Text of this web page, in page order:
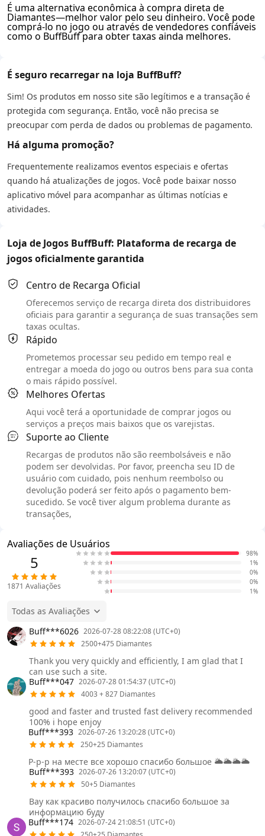
É uma alternativa econômica à compra direta de
Diamantes—melhor valor pelo seu dinheiro. Você pode
comprá-lo no jogo ou através de vendedores confiáveis
como o BuffBuff para obter taxas ainda melhores.
É seguro recarregar na loja BuffBuff?
Sim! Os produtos em nosso site são legítimos e a transação é
protegida com segurança. Então, você não precisa se
preocupar com perda de dados ou problemas de pagamento.
Há alguma promoção?
Frequentemente realizamos eventos especiais e ofertas
quando há atualizações de jogos. Você pode baixar nosso
aplicativo móvel para acompanhar as últimas notícias e
atividades.
Loja de Jogos BuffBuff: Plataforma de recarga de
jogos oficialmente garantida
Centro de Recarga Oficial
Oferecemos serviço de recarga direta dos distribuidores
oficiais para garantir a segurança de suas transações sem
taxas ocultas.
Rápido
Prometemos processar seu pedido em tempo real e
entregar a moeda do jogo ou outros bens para sua conta
o mais rápido possível.
Melhores Ofertas
Aqui você terá a oportunidade de comprar jogos ou
serviços a preços mais baixos que os varejistas.
Suporte ao Cliente
Recargas de produtos não são reembolsáveis e não
podem ser devolvidas. Por favor, preencha seu ID de
usuário com cuidado, pois nenhum reembolso ou
devolução poderá ser feito após o pagamento bem-
sucedido. Se você tiver algum problema durante as
transações,
Avaliações de Usuários
5
1871 Avaliações
98%
1%
0%
0%
1%
Todas as Avaliações
Buff***6026 2026-07-28 08:22:08 (UTC+0)
2500+475 Diamantes
Thank you very quickly and efficiently, I am glad that I
can use such a site.
Buff***047 2026-07-28 01:54:37 (UTC+0)
4003 + 827 Diamantes
good and faster and trusted fast delivery recommended
100% i hope enjoy
Buff***393 2026-07-26 13:20:28 (UTC+0)
250+25 Diamantes
Р-р-р на месте все хорошо спасибо большое 🌥️🌥️🌥️🌥️
Buff***393 2026-07-26 13:20:07 (UTC+0)
50+5 Diamantes
Вау как красиво получилось спасибо большое за
информацию буду
Buff***174 2026-07-24 21:08:51 (UTC+0)